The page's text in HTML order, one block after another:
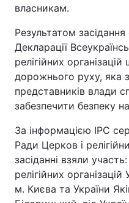
власникам.
Результатом
Декларації
релігійних
дорожнього руху, яка
представників влади
забезпечити безпеку
За інформацією ІРС
Ради Церков і
засіданні взяли
релігійних
м. Києва та України